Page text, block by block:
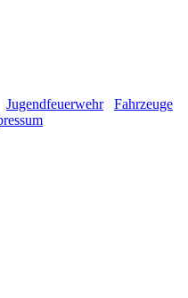
Jugendfeuerwehr
Fahrzeuge